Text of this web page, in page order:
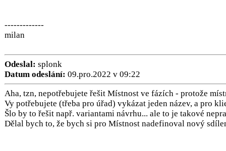
-------------
milan
Odeslal: splonk
Datum odeslání: 09.pro.2022 v 09:22
Aha, tzn, nepotřebujete řešit Místnost ve fázích - protože
Vy potřebujete (třeba pro úřad) vykázat jeden název, a pro
Šlo by to řešit např. variantami návrhu... ale to je takové
Dělal bych to, že bych si pro Místnost nadefinoval nový